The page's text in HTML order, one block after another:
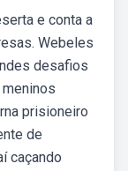
e conta a
Webeles
desafios
prisioneiro
de
caçando